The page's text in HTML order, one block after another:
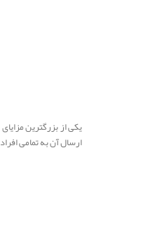
یکی از بزرگترین
ارسال آن به تمامی